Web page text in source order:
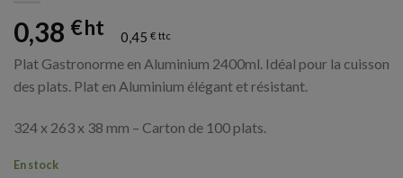
0,38 € 0,45 €
Plat Gastronorme en Aluminium 2400ml. Idéal pour la cuisson
des plats. Plat en Aluminium élégant et résistant.
324 x 263 x 38 mm – Carton de 100 plats.
En stock